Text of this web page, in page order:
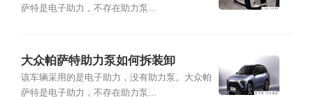
萨特是电子助力，不存在助力泵...
大众帕萨特助力泵如何拆装卸
该车辆采用的是电子助力，没有助力泵。大众帕
萨特是电子助力，不存在助力泵...